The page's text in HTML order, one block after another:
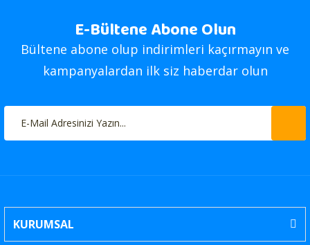
E-Bültene Abone Olun
Bültene abone olup indirimleri kaçırmayın ve
kampanyalardan ilk siz haberdar olun
KURUMSAL